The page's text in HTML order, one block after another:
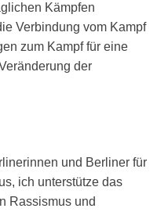
Kämpfen
Verbindung vom Kampf
zum Kampf für eine
der
und Berliner für
ich unterstütze das
Rassismus und